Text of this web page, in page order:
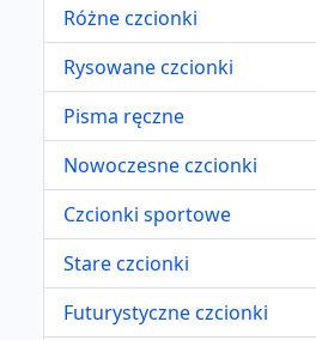
Różne czcionki
Rysowane czcionki
Pisma ręczne
Nowoczesne czcionki
Czcionki sportowe
Stare czcionki
Futurystyczne czcionki